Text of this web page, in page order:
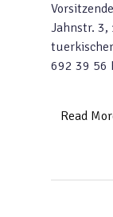
Jahnstr. 3,
692 39 56
Read